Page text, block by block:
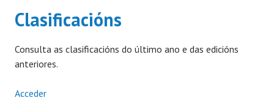
Clasificacións
Consulta as clasificacións do último ano e das edicións
anteriores.
Acceder